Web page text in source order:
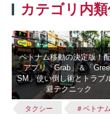
カテゴリ内類
ベトナム移動の決定版！
アプリ「Grab」＆「
SM」使い倒し術とトラブ
避テクニック
タクシー ＃ベトナム